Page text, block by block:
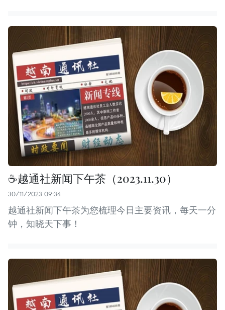
☕️越通社新闻下午茶（2023.11.30）
30/11/2023 09:34
越通社新闻下午茶为您梳理今日主要资讯，每天一分
钟，知晓天下事！